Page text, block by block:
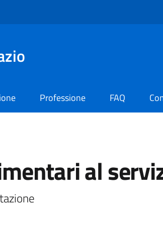
Professione FAQ
al